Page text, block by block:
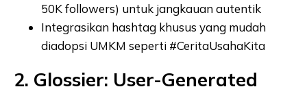
50K followers) untuk jangkauan autentik
Integrasikan hashtag khusus yang mudah
diadopsi UMKM seperti #CeritaUsahaKita
2. Glossier: User-Generated